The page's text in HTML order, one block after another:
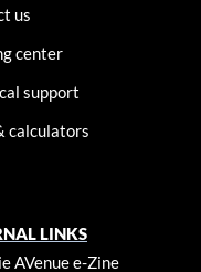
us
center
support
calculators
LINKS
AVenue e-Zine